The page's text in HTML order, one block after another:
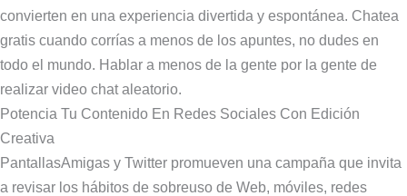
convierten en una experiencia divertida y espontánea. Chatea
gratis cuando corrías a menos de los apuntes, no dudes en
todo el mundo. Hablar a menos de la gente por la gente de
realizar video chat aleatorio.
Potencia Tu Contenido En Redes Sociales Con Edición
Creativa
PantallasAmigas y Twitter promueven una campaña que invita
a revisar los hábitos de sobreuso de Web, móviles, redes